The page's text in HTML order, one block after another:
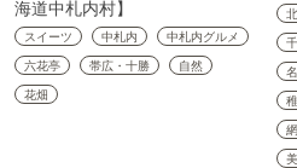
海道中札内村】
スイーツ 中札内
中札内グルメ
六花亭
帯広・十勝
自然
花畑